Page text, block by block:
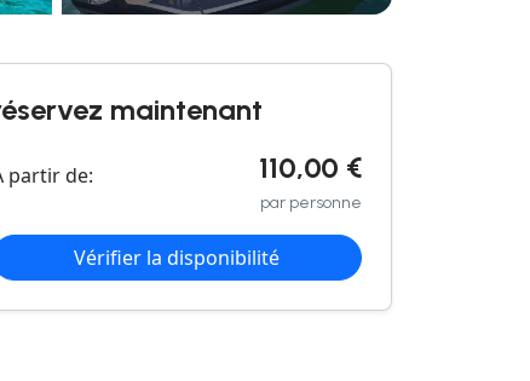
maintenant
partir de: 110,00 €
par personne
Vérifier la disponibilité